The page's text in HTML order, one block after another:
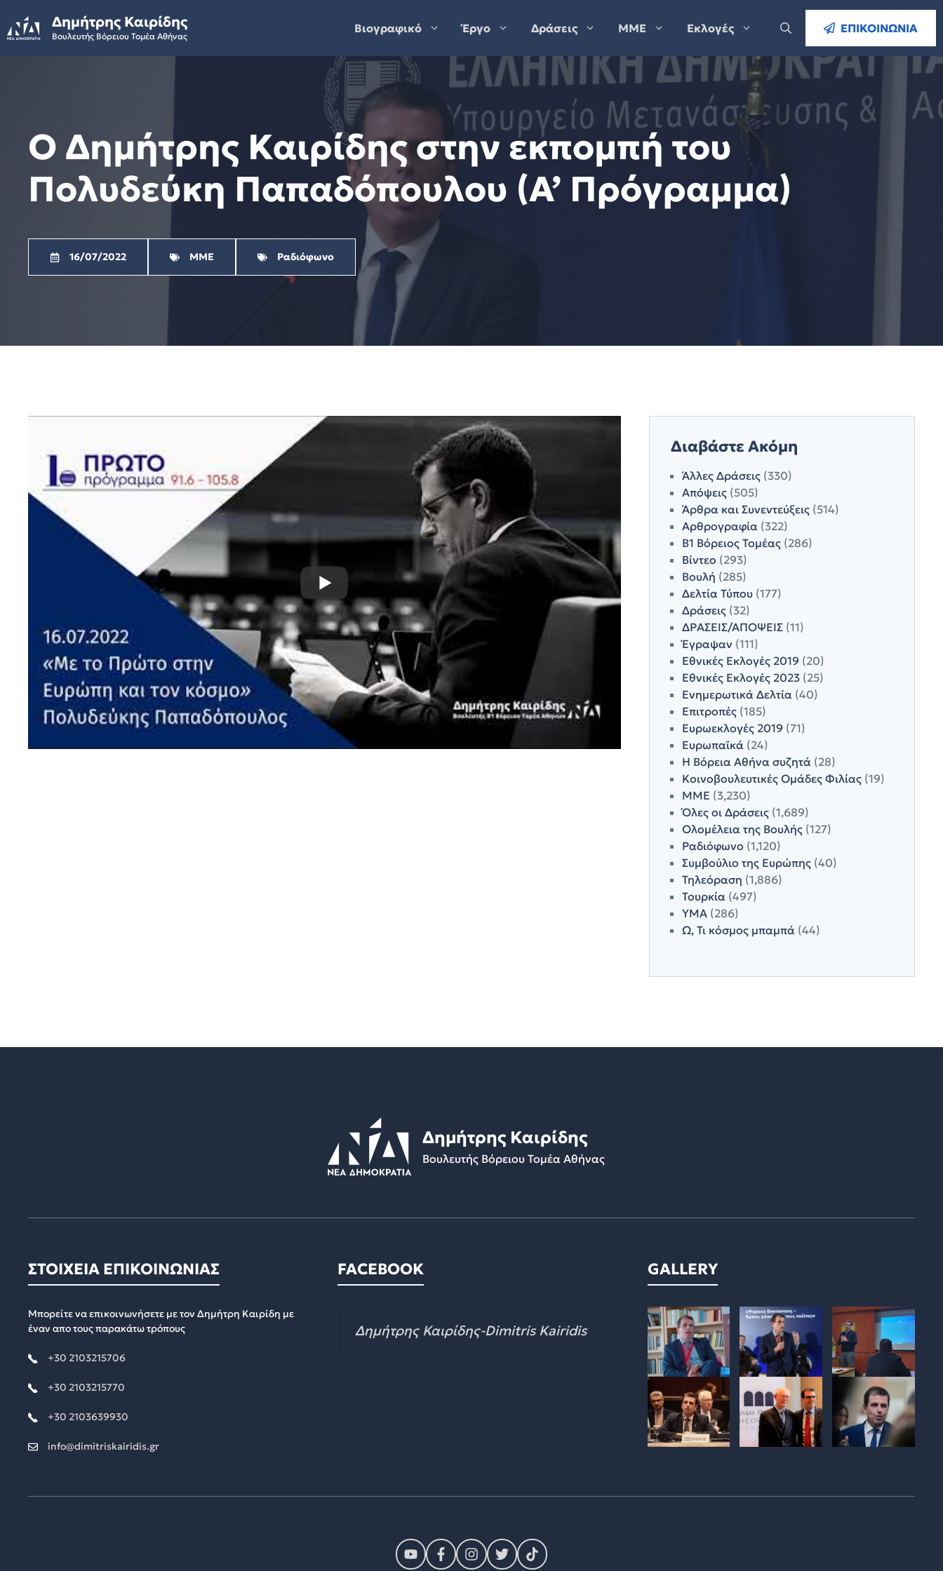
to
content
Δημήτρης Καιρίδης
Βουλευτής Βόρειου Τομέα Αθήνας
Βιογραφικό Έργο Δράσεις ΜΜΕ Εκλογές ΕΠΙΚΟΙΝΩΝΙΑ
Ο Δημήτρης Καιρίδης στην εκπομπή του
Πολυδεύκη Παπαδόπουλου (Α’ Πρόγραμμα)
16/07/2022 ΜΜΕ Ραδιόφωνο
Διαβάστε Ακόμη
Άλλες Δράσεις(330)
Απόψεις(505)
Άρθρα και Συνεντεύξεις(514)
Αρθρογραφία(322)
Β1 Βόρειος Τομέας(286)
Βίντεο (293)
Βουλή (285)
Δελτία Τύπου(177)
Δράσεις(32)
ΔΡΑΣΕΙΣ/ΑΠΟΨΕΙΣ(11)
Έγραψαν (111)
Εθνικές Εκλογές 2019 (20)
Εθνικές Εκλογές 2023(25)
Ενημερωτικά Δελτία(40)
Επιτροπές(185)
Ευρωεκλογές 2019 (71)
Ευρωπαϊκά(24)
Η Βόρεια Αθήνα συζητά(28)
Κοινοβουλευτικές Ομάδες Φιλίας(19)
ΜΜΕ (3,230)
Όλες οι Δράσεις(1,689)
Ολομέλεια της Βουλής(127)
Ραδιόφωνο (1,120)
Συμβούλιο της Ευρώπης(40)
Τηλεόραση (1,886)
Τουρκία(497)
ΥΜΑ(286)
Ω, Τι κόσμος μπαμπά(44)
Δημήτρης Καιρίδης
Βουλευτής Βόρειου Τομέα Αθήνας
ΣΤΟΙΧΕΙΑ ΕΠΙΚΟΙΝΩΝΙΑΣ
Μπορείτε να επικοινωνήσετε με τον Δημήτρη Καιρίδη με
έναν απο τους παρακάτω τρόπους
+30 2103215706
+30 2103215770
+30 2103639930
info@dimitriskairidis.gr
FACEBOOK
Δημήτρης Καιρίδης-Dimitris Kairidis
GALLERY